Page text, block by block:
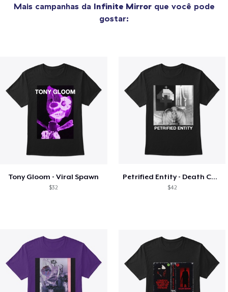
Mais campanhas da Infinite Mirrorque você pode
gostar:
Tony Gloom - Viral Spawn
$32
Petrified Entity - Death Collage
$42